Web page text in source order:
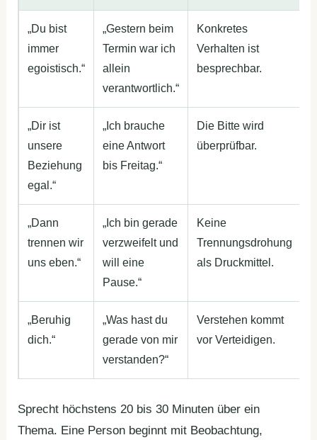
„Du bist
immer
egoistisch.“
„Gestern beim
Termin war ich
allein
verantwortlich.“
Konkretes
Verhalten ist
besprechbar.
„Dir ist
unsere
Beziehung
egal.“
„Ich brauche
eine Antwort
bis Freitag.“
Die Bitte wird
überprüfbar.
„Dann
trennen wir
uns eben.“
„Ich bin gerade
verzweifelt und
will eine
Pause.“
Keine
Trennungsdrohung
als Druckmittel.
„Beruhig
dich.“
„Was hast du
gerade von mir
verstanden?“
Verstehen kommt
vor Verteidigen.
Sprecht höchstens 20 bis 30 Minuten über ein
Thema. Eine Person beginnt mit Beobachtung,